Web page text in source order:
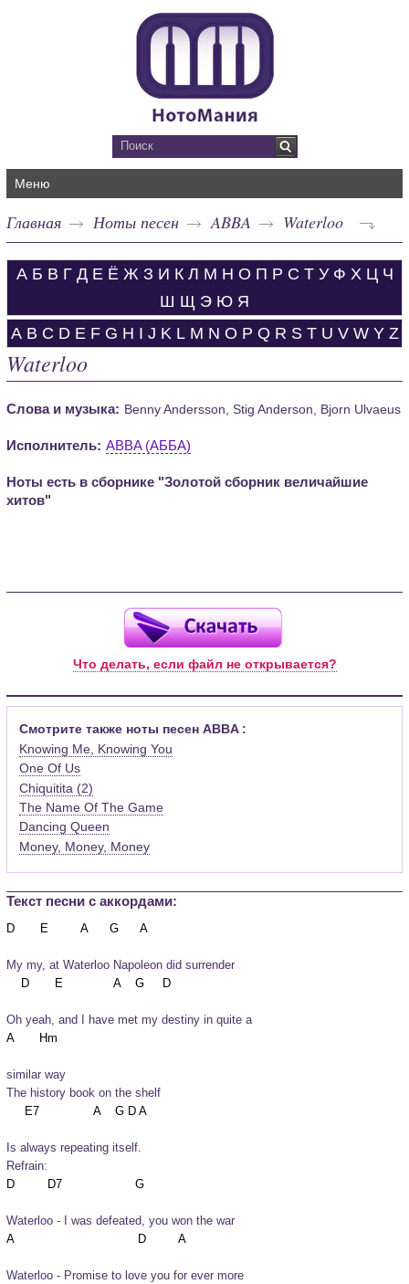
Меню
Главная Ноты песен ABBA Waterloo
А Б В Г Д Е Ё Ж З И К Л М Н О П Р С Т У Ф Х Ц Ч
Ш Щ Э Ю Я
A B C D E F G H I J K L M N O P Q R S T U V W Y Z
Waterloo
Слова и музыка: Benny Andersson, Stig Anderson, Bjorn Ulvaeus
Исполнитель: ABBA (АББА)
Ноты есть в сборнике "Золотой сборник величайшие
хитов"
Что делать, если файл не открывается?
Смотрите также ноты песен ABBA :
Knowing Me, Knowing You
One Of Us
Chiquitita (2)
The Name Of The Game
Dancing Queen
Money, Money, Money
Текст песни c аккордами:
My my, at Waterloo Napoleon did surrender
Oh yeah, and I have met my destiny in quite a
similar way
The history book on the shelf
Is always repeating itself.
Refrain:
Waterloo - I was defeated, you won the war
Waterloo - Promise to love you for ever more